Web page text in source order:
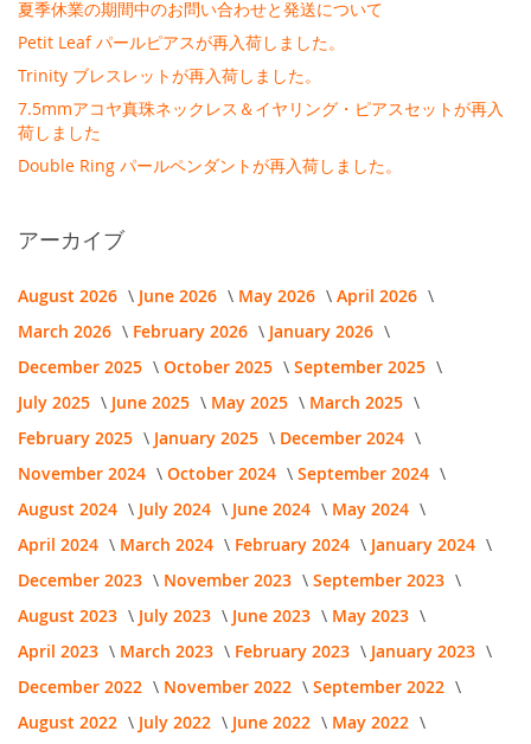
夏季休業の期間中のお問い合わせと発送について
Petit Leaf パールピアスが再入荷しました。
Trinity ブレスレットが再入荷しました。
7.5mmアコヤ真珠ネックレス＆イヤリング・ピアスセットが再入
荷しました
Double Ring パールペンダントが再入荷しました。
アーカイブ
August 2026 June 2026 May 2026
April 2026
March 2026
February 2026
January 2026
December 2025
October 2025
September 2025
July 2025
June 2025 May 2025
March 2025
February 2025
January 2025
December 2024
November 2024
October 2024
September 2024
August 2024
July 2024 June 2024
May 2024
April 2024
March 2024 February 2024
January 2024
December 2023
November 2023
September 2023
August 2023
July 2023 June 2023
May 2023
April 2023
March 2023 February 2023
January 2023
December 2022
November 2022
September 2022
August 2022
July 2022 June 2022
May 2022